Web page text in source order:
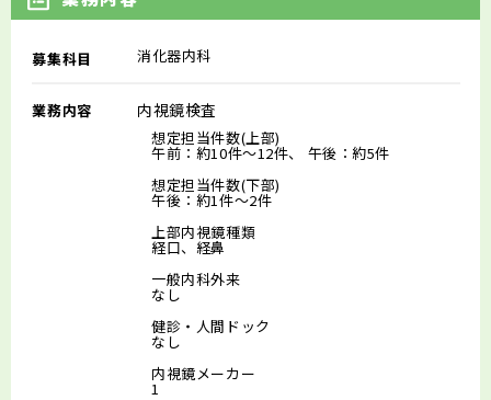
募集科目 消化器内科
業務内容 内視鏡検査
想定担当件数(上部)
午前：約10件～12件、 午後：約5件
想定担当件数(下部)
午後：約1件～2件
上部内視鏡種類
経口、経鼻
一般内科外来
なし
健診・人間ドック
なし
内視鏡メーカー
1